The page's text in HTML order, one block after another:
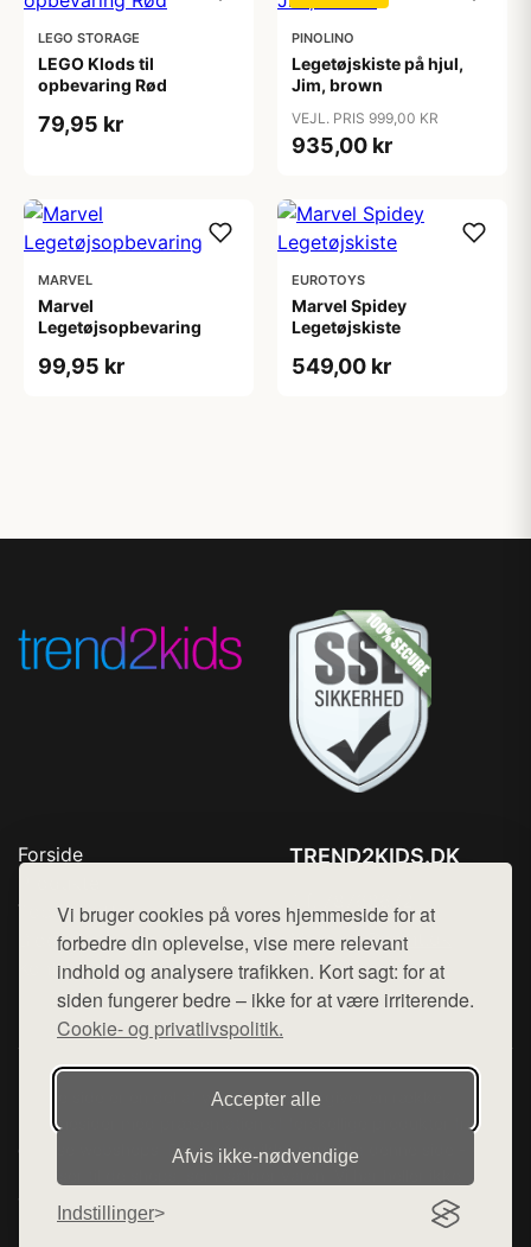
Vi bruger cookies på vores hjemmeside for at
forbedre din oplevelse, vise mere relevant
indhold og analysere trafikken. Kort sagt: for at
siden fungerer bedre – ikke for at være irriterende.
Cookie- og privatlivspolitik.
Accepter alle
Afvis ikke‑nødvendige
Indstillinger
LEGO STORAGE
LEGO Klods til
opbevaring Rød
79,95 kr
PINOLINO
Legetøjskiste på hjul,
Jim, brown
VEJL. PRIS 999,00 KR
935,00 kr
MARVEL
Marvel
Legetøjsopbevaring
99,95 kr
EUROTOYS
Marvel Spidey
Legetøjskiste
549,00 kr
Forside
Top Rabatter
Blog
Kontakt
TREND2KIDS.DK
Mail: hej@want.dk
Cookie- og privatlivspolitik
Denne side er en del af want.dk, der udgiver en række
hjemmesider med præsentation af forskellige produkter fra
diverse webshops. Der sælges ikke varer fra denne side - vi
henviser til de shops, som sælger varen. Vi har heller ikke
varerne på lager.